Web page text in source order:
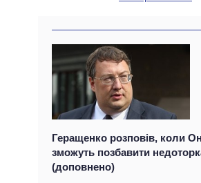
Геращенко розповів, коли
зможуть позбавити
(доповнено)